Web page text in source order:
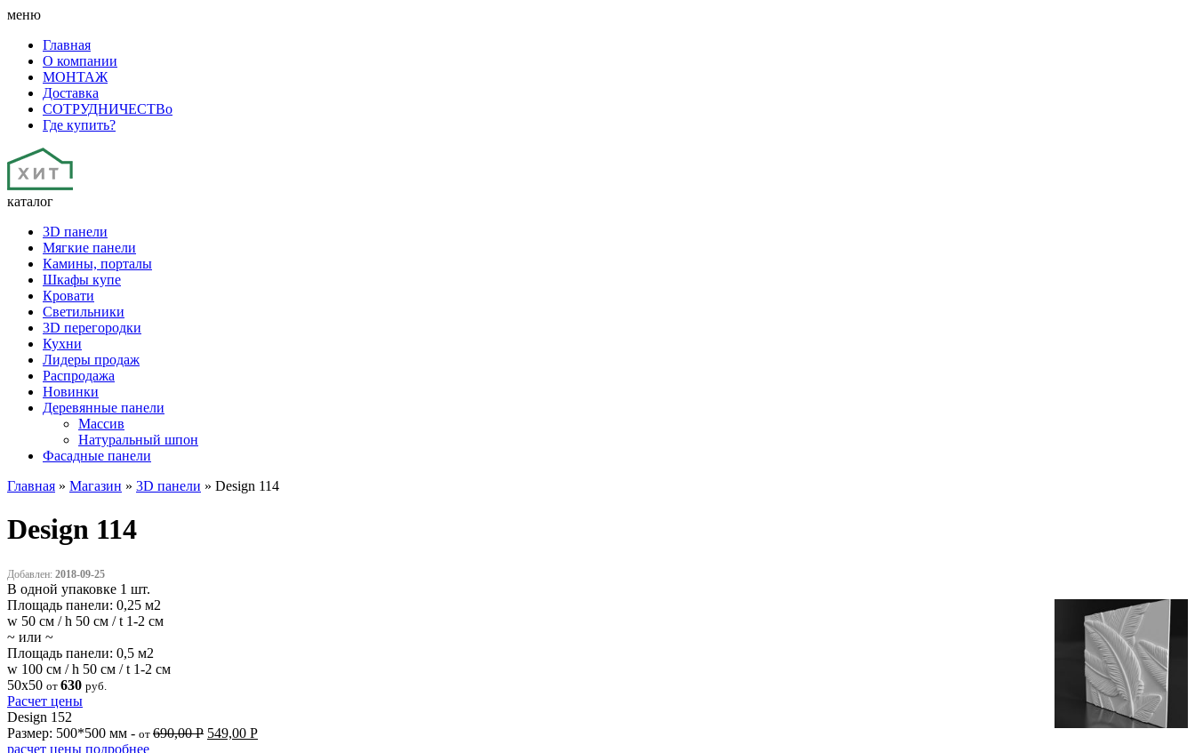
меню
Главная
О компании
МОНТАЖ
Доставка
СОТРУДНИЧЕСТВо
Где купить?
каталог
3D панели
Мягкие панели
Камины, порталы
Шкафы купе
Кровати
Светильники
3D перегородки
Кухни
Лидеры продаж
Распродажа
Новинки
Деревянные панели
Массив
Натуральный шпон
Фасадные панели
Главная » Магазин » 3D панели » Design 114
Design 114
Добавлен: 2018-09-25
В одной упаковке 1 шт.
Площадь панели: 0,25 м2
w 50 см / h 50 см / t 1-2 см
~ или ~
Площадь панели: 0,5 м2
w 100 см / h 50 см / t 1-2 см
50x50 от 630 руб.
Расчет цены
Design 152
Размер: 500*500 мм - от 690,00Р 549,00 Р
расчет цены подробнее